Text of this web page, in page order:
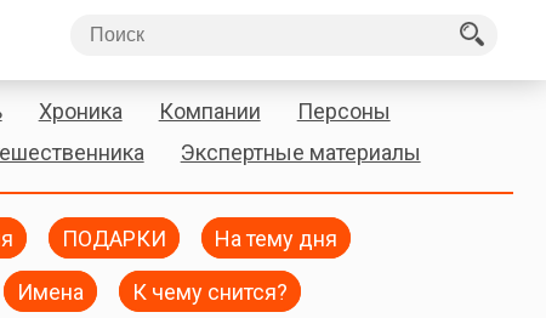
Хроника Компании
Персоны
Экспертные материалы
ПОДАРКИ На тему дня
Имена К чему снится?